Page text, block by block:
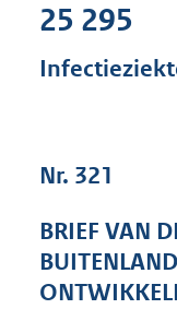
25 295
Nr. 321
BRIEF VAN